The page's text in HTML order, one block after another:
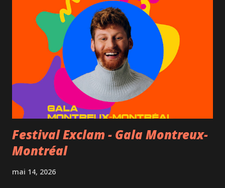
comme métropole créative. Chaque printemps, le Défilé
Signature constitue l’un des moments forts du calendrier
mode montréalais. Considéré comme le plus important
défilé de mode étudiant au Canada, l’événement permet aux
finissants du programme de Design de mode de présenter
au public et aux professionnels de l’industrie le fruit de
plusieurs mois de travail, de recherche et de création.
Cette édition 2026 réunissait près d...
Festival Exclam - Gala Montreux-
Montréal
mai 14, 2026